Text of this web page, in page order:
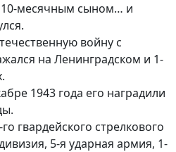
месячным сыном… и
войну с
на Ленинградском и 1-
1943 года его наградили
гвардейского стрелкового
5-я ударная армия, 1-